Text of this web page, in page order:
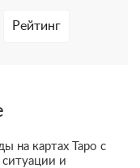
Рейтинг
на картах Таро с
и